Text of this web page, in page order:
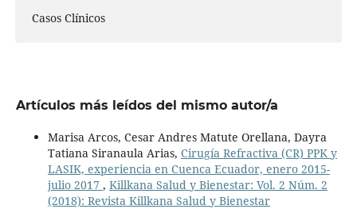
Casos Clínicos
Artículos más leídos del mismo autor/a
Marisa Arcos, Cesar Andres Matute Orellana, Dayra
Tatiana Siranaula Arias, Cirugía Refractiva (CR) PPK y
LASIK, experiencia en Cuenca Ecuador, enero 2015-
julio 2017 , Killkana Salud y Bienestar: Vol. 2 Núm. 2
(2018): Revista Killkana Salud y Bienestar